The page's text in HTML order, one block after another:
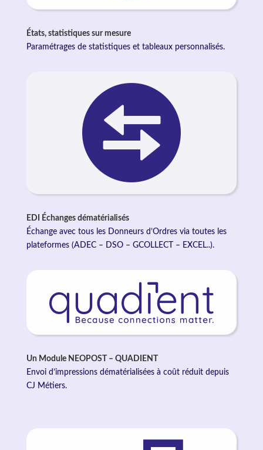
États, statistiques sur mesure
Paramétrages de statistiques et tableaux personnalisés.
EDI Échanges dématérialisés
Échange avec tous les Donneurs d’Ordres via toutes les
plateformes (ADEC – DSO – GCOLLECT – EXCEL..).
Un Module NEOPOST – QUADIENT
Envoi d’impressions dématérialisées à coût réduit depuis
CJ Métiers.